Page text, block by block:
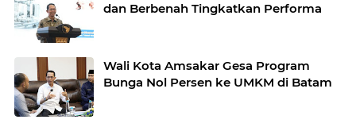
dan Berbenah Tingkatkan Performa
Wali Kota Amsakar Gesa Program
Bunga Nol Persen ke UMKM di Batam